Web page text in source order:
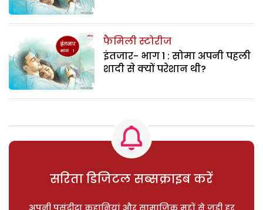
फैमिली स्टोरीज
इंतजार- भाग 1 : सोमा अपनी पहली
शादी से क्यों परेशान थी?
सरिता डिजिटल सब्सक्राइब करें